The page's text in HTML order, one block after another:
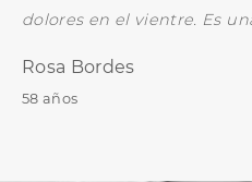
dolores en el vientre. Es
Rosa Bordes
58 años